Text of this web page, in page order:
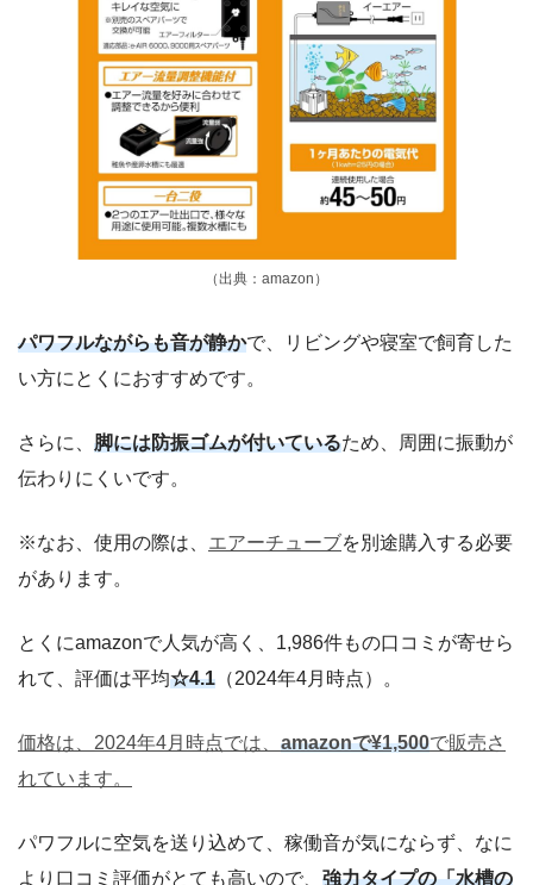
（出典：amazon）
パワフルながらも音が静かで、リビングや寝室で飼育した
い方にとくにおすすめです。
さらに、 脚には防振ゴムが付いているため、周囲に振動が
伝わりにくいです。
※なお、使用の際は、 エアーチューブを別途購入する必要
があります。
とくにamazonで人気が高く、1,986件もの口コミが寄せら
れて、評価は平均☆4.1 （2024年4月時点）。
価格は、2024年4月時点では、 amazonで¥1,500で販売さ
れています。
パワフルに空気を送り込めて、稼働音が気にならず、なに
より口コミ評価がとても高いので、 強力タイプの「水槽の